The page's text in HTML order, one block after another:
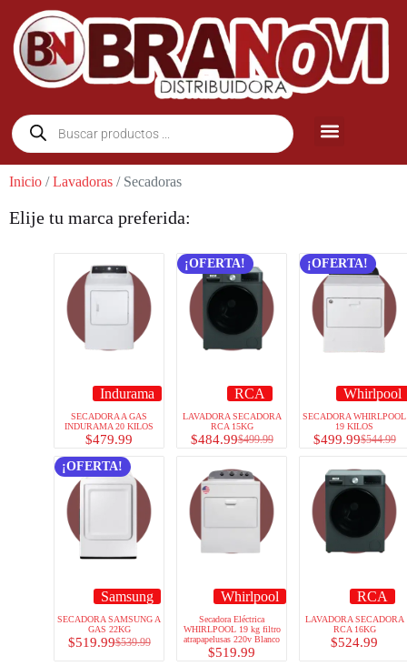
Inicio /Lavadoras / Secadoras
Elije tu marca preferida:
Indurama
SECADORA A GAS
INDURAMA 20 KILOS
$479.99
¡OFERTA!
RCA
LAVADORA SECADORA
RCA 15KG
$499.99
$484.99
¡OFERTA!
Whirlpool
SECADORA WHIRLPOOL
19 KILOS
$544.99
$499.99
¡OFERTA!
Samsung
SECADORA SAMSUNG A
GAS 22KG
$539.99
$519.99
Whirlpool
Secadora Eléctrica
WHIRLPOOL 19 kg filtro
atrapapelusas 220v Blanco
$519.99
RCA
LAVADORA SECADORA
RCA 16KG
$524.99